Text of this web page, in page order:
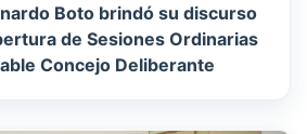
Boto brindó su discurso
de Sesiones Ordinarias
Concejo Deliberante